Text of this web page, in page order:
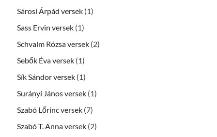
Sárosi Árpád versek (1)
Sass Ervin versek (1)
Schvalm Rózsa versek (2)
Sebők Éva versek (1)
Sík Sándor versek (1)
Surányi János versek (1)
Szabó Lőrinc versek (7)
Szabó T. Anna versek (2)